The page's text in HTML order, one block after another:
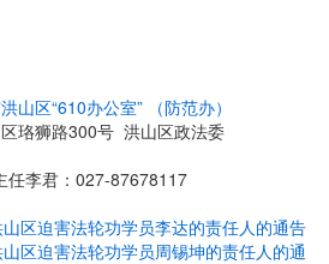
山区“610办公室” （防范办）
珞狮路300号 洪山区政法委
任李君：027-87678117
区迫害法轮功学员李达的责任人的通告
区迫害法轮功学员周锡坤的责任人的通